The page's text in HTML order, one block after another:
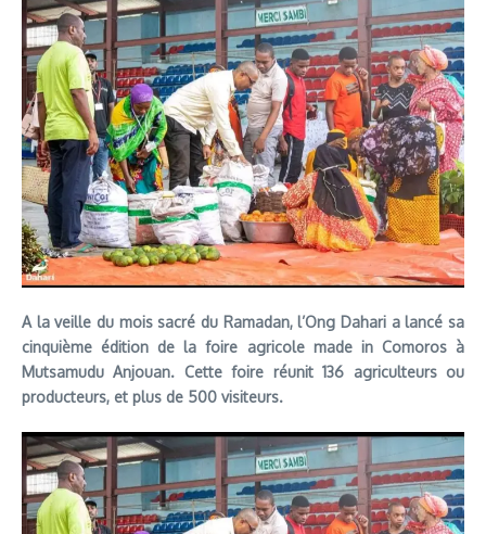
A la veille du mois sacré du Ramadan, l’Ong Dahari a lancé sa
cinquième édition de la foire agricole made in Comoros à
Mutsamudu Anjouan. Cette foire réunit 136 agriculteurs ou
producteurs, et plus de 500 visiteurs.